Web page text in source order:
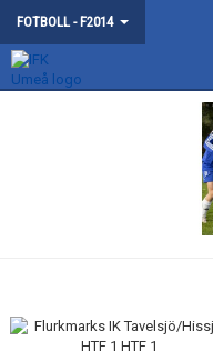
FOTBOLL - F2014